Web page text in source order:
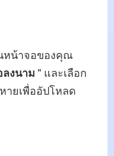
หน้าจอของคุณ
ลงนาม " และเลือก
ายเพื่ออัปโหลด